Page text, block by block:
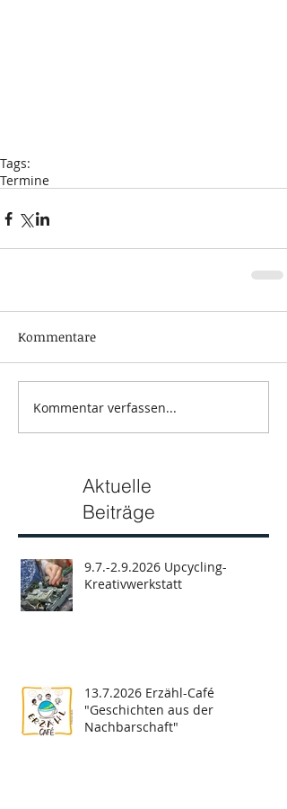
Tags:
Termine
Kommentare
Kommentar verfassen...
Aktuelle
Beiträge
9.7.-2.9.2026 Upcycling-
Kreativwerkstatt
13.7.2026 Erzähl-Café
"Geschichten aus der
Nachbarschaft"